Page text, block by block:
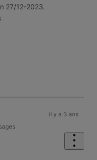
27/12-2023.
il y a 3 ans